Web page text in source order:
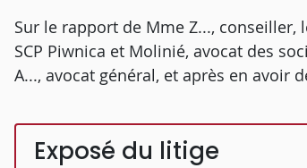
Sur le rapport de Mme Z..., conseiller,
SCP Piwnica et Molinié, avocat des
A..., avocat général, et après en avoir
Exposé du litige